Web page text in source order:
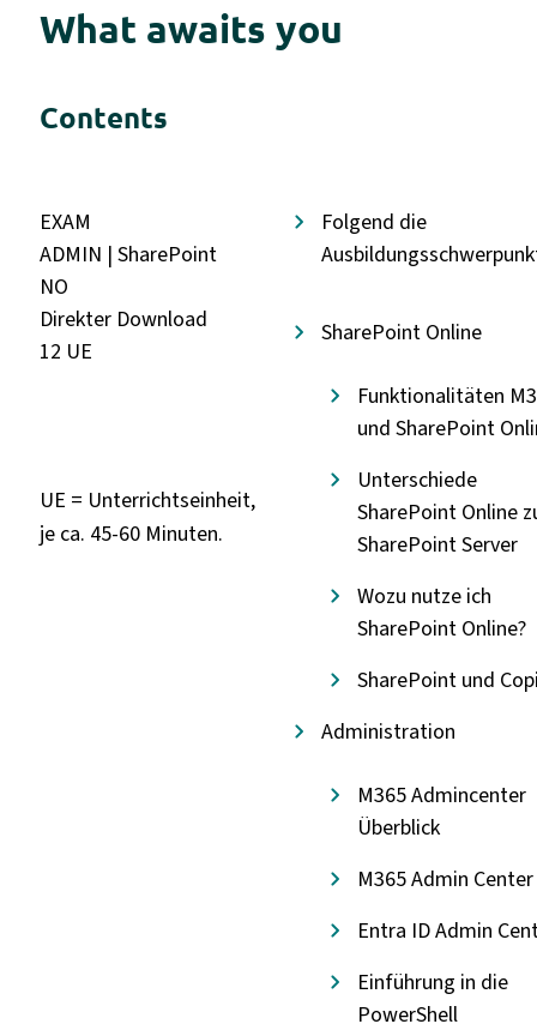
What awaits you
Contents
EXAM
ADMIN | SharePoint
NO
Direkter Download
12 UE
UE = Unterrichtseinheit,
je ca. 45-60 Minuten.
Folgend die
SharePoint Online
Funktionalitäten
und SharePoint
Unterschiede
SharePoint Online
SharePoint Server
Wozu nutze ich
SharePoint Online?
SharePoint und
Administration
M365 Admincenter
Überblick
M365 Admin Center
Entra ID Admin
Einführung in die
PowerShell